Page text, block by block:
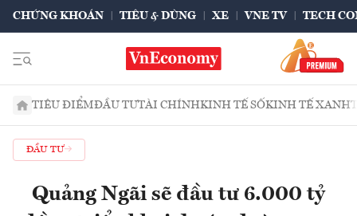
CHỨNG KHOÁN TIÊU & DÙNG XE VNE TV TECH
TIÊU ĐIỂMĐẦU TƯTÀI CHÍNHKINH TẾ SỐKINH TẾ XANH
ĐẦU TƯ
Quảng Ngãi sẽ đầu tư 6.000 tỷ